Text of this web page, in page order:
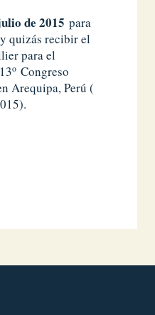
de 2015 para
y quizás recibir el
para el
o Congreso
Arequipa, Perú (